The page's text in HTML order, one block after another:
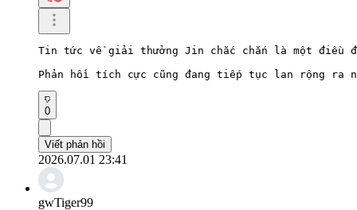
Tin tức về giải thưởng Jin chắc chắn là một điều
Phản hồi tích cực cũng đang tiếp tục lan rộng ra
0
Viết phản hồi
2026.07.01 23:41
gwTiger99